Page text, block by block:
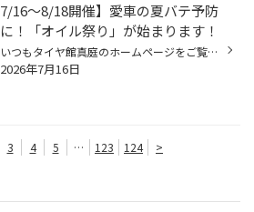
7/16〜8/18開催】愛車の夏バテ予防
に！「オイル祭り」が始まります！
いつもタイヤ館真庭のホームページをご覧いただき、誠にありがとうございます！ いよいよ夏本番！お出かけや帰省など、 愛車で遠出する機会が増える季節がやってきますね。 そこで、皆様の快適で安心なドライブをサポートするため、 当店では毎年大好評の夏の「恒例オイル祭り」を開催いたします！ ...
2026年7月16日
3 4 5 … 123 124 >